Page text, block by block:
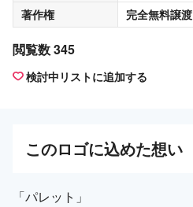
著作権
完全無料譲渡
閲覧数 345
検討中リストに追加する
このロゴに込めた想い
「パレット」